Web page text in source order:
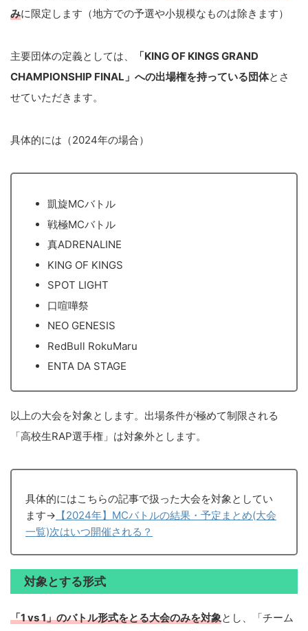
みに限定します（地方での予選や小規模なものは除きます）
主要団体の定義としては、
「KING OF KINGS GRAND
CHAMPIONSHIP FINAL」への出場権を持っている団体とさ
せていただきます。
具体的には（2024年の場合）
凱旋MCバトル
戦極MCバトル
真ADRENALINE
KING OF KINGS
SPOT LIGHT
口喧嘩祭
NEO GENESIS
RedBull RokuMaru
ENTA DA STAGE
以上の大会を対象とします。出場条件が極めて制限される
「高校生RAP選手権」は対象外とします。
具体的にはこちらの記事で扱った大会を対象としてい
ます→ 【2024年】MCバトルの結果・予定まとめ(大会
一覧)次はいつ開催される？
対象とする形式
「1 vs 1」のバトル形式をとる大会のみを対象とし、「チーム